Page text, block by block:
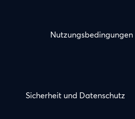
Nutzungsbedingungen
Sicherheit und Datenschutz